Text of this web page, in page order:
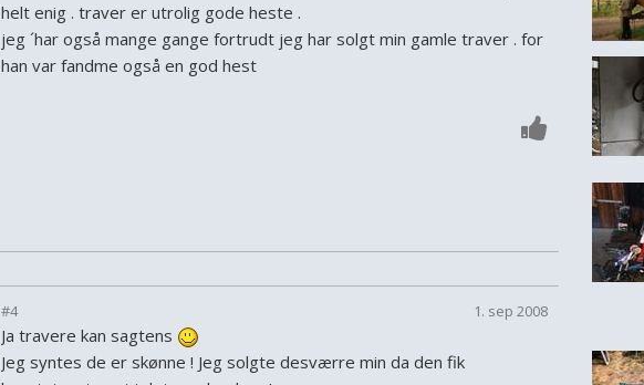
helt enig . traver er utrolig gode heste .
jeg ´har også mange gange fortrudt jeg har solgt min gamle traver . for
han var fandme også en god hest
#4 1. sep 2008
Ja travere kan sagtens
Jeg syntes de er skønne ! Jeg solgte desværre min da den fik